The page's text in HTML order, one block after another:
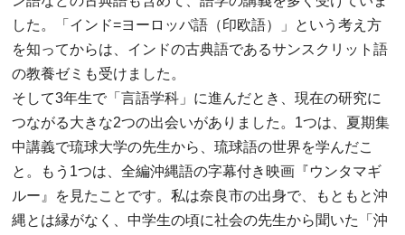
した。「インド=ヨーロッパ語（印欧語）」という考え方
を知ってからは、インドの古典語であるサンスクリット語
の教養ゼミも受けました。
そして3年生で「言語学科」に進んだとき、現在の研究に
つながる大きな2つの出会いがありました。1つは、夏期集
中講義で琉球大学の先生から、琉球語の世界を学んだこ
と。もう1つは、全編沖縄語の字幕付き映画『ウンタマギ
ルー』を見たことです。私は奈良市の出身で、もともと沖
縄とは縁がなく、中学生の頃に社会の先生から聞いた「沖